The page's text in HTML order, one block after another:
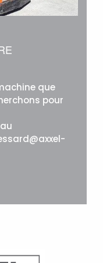
que
pour